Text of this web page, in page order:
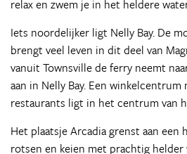
relax en zwem je in het heldere
Iets noordelijker ligt Nelly Bay. De
brengt veel leven in dit deel van
vanuit Townsville de ferry neemt
aan in Nelly Bay. Een
restaurants ligt in het centrum van
Het plaatsje Arcadia grenst aan een
rotsen en keien met prachtig